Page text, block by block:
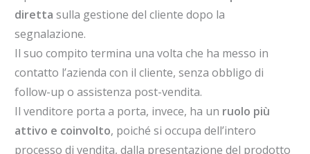
diretta sulla gestione del cliente dopo la
segnalazione.
Il suo compito termina una volta che ha messo in
contatto l’azienda con il cliente, senza obbligo di
follow-up o assistenza post-vendita.
Il venditore porta a porta, invece, ha un ruolo più
attivo e coinvolto, poiché si occupa dell’intero
processo di vendita, dalla presentazione del prodotto